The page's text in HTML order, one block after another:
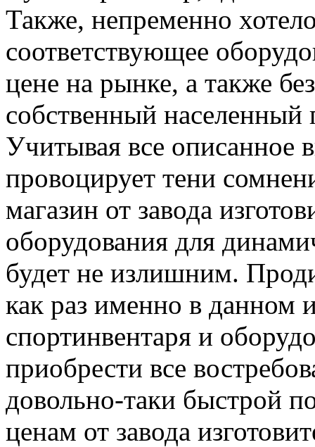
Также, непременно
соответствующее
цене на рынке, а также
собственный
Учитывая все описанное
провоцирует тени
магазин от завода
оборудования для
будет не излишним.
как раз именно в данном
спортинвентаря и
приобрести все
довольно-таки быстрой
ценам от завода